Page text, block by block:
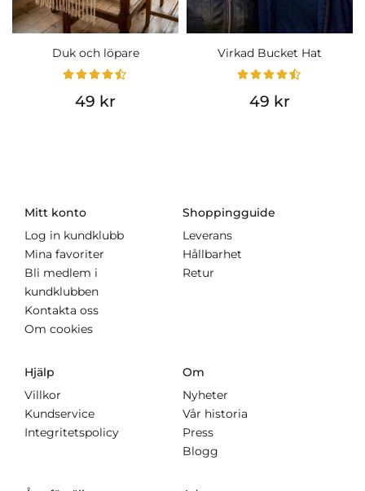
Duk och löpare
49 kr
Virkad Bucket Hat
49 kr
Mitt konto
Log in kundklubb
Mina favoriter
Bli medlem i
kundklubben
Kontakta oss
Om cookies
Shoppingguide
Leverans
Hållbarhet
Retur
Hjälp
Villkor
Kundservice
Integritetspolicy
Om
Nyheter
Vår historia
Press
Blogg